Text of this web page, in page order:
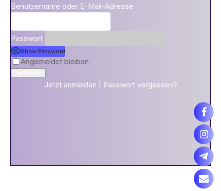
Benutzername oder E-Mail-Adresse
Passwort
Show Password
Angemeldet bleiben
Jetzt anmelden Passwort vergessen?